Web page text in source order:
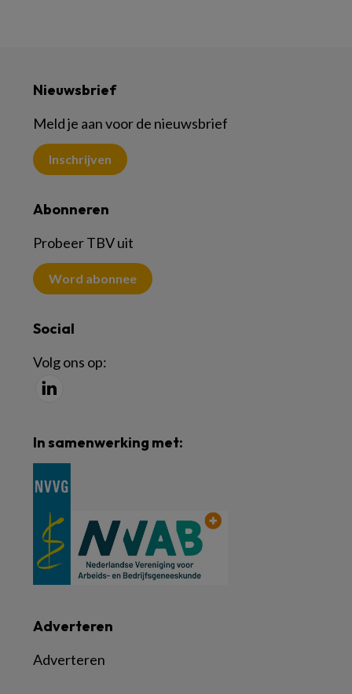
Nieuwsbrief
Meld je aan voor de nieuwsbrief
Inschrijven
Abonneren
Probeer TBV uit
Word abonnee
Social
Volg ons op:
Adverteren
Adverteren
In samenwerking met: